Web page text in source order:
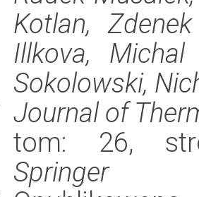
Kotlan,
Illkova,
Sokolowski,
Journal of
tom: 26,
Springer